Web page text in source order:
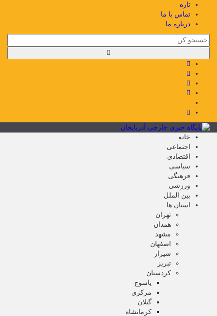
تازه
تماس با ما
درباره ما
خانه
اجتماعی
اقتصادی
سیاسی
فرهنگی
ورزشی
بین الملل
استان ها
تهران
همدان
مشهد
اصفهان
شیراز
تبریز
کردستان
یاسوج
مرکزی
گیلان
کرمانشاه